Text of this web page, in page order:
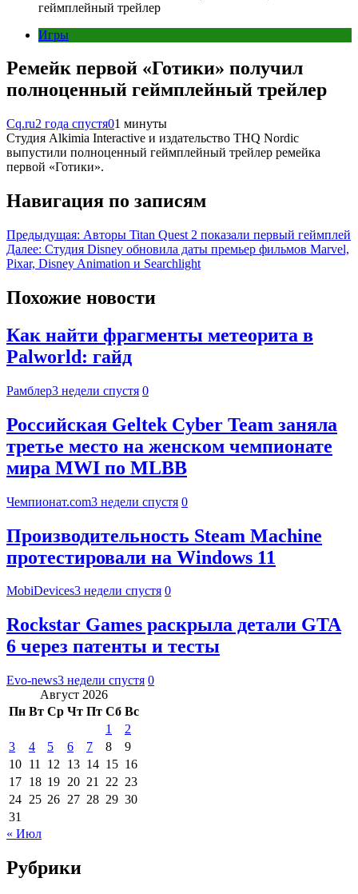
геймплейный трейлер
Игры
Ремейк первой «Готики» получил
полноценный геймплейный трейлер
Cq.ru2 года спустя01 минуты
Студия Alkimia Interactive и издательство THQ Nordic
выпустили полноценный геймплейный трейлер ремейка
первой «Готики».
Навигация по записям
Предыдущая: Авторы Titan Quest 2 показали первый геймплей
Далее: Студия Disney обновила даты премьер фильмов Marvel,
Pixar, Disney Animation и Searchlight
Похожие новости
Как найти фрагменты метеорита в
Palworld: гайд
Рамблер3 недели спустя 0
Российская Geltek Cyber Team заняла
третье место на женском чемпионате
мира MWI по MLBB
Чемпионат.com3 недели спустя 0
Производительность Steam Machine
протестировали на Windows 11
MobiDevices3 недели спустя 0
Rockstar Games раскрыла детали GTA
6 через патенты и тесты
Evo-news3 недели спустя 0
Август 2026
Пн Вт Ср Чт Пт Сб Вс
1
2
3
4 5 6 7 8
9
10 11 12 13 14 15 16
17 18 19 20 21 22 23
24 25 26 27 28 29 30
31
« Июл
Рубрики